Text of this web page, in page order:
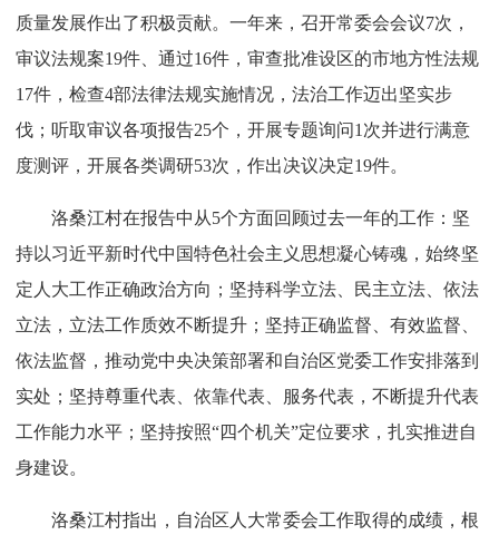
质量发展作出了积极贡献。一年来，召开常委会会议7次，
审议法规案19件、通过16件，审查批准设区的市地方性法规
17件，检查4部法律法规实施情况，法治工作迈出坚实步
伐；听取审议各项报告25个，开展专题询问1次并进行满意
度测评，开展各类调研53次，作出决议决定19件。
洛桑江村在报告中从5个方面回顾过去一年的工作：坚
持以习近平新时代中国特色社会主义思想凝心铸魂，始终坚
定人大工作正确政治方向；坚持科学立法、民主立法、依法
立法，立法工作质效不断提升；坚持正确监督、有效监督、
依法监督，推动党中央决策部署和自治区党委工作安排落到
实处；坚持尊重代表、依靠代表、服务代表，不断提升代表
工作能力水平；坚持按照“四个机关”定位要求，扎实推进自
身建设。
洛桑江村指出，自治区人大常委会工作取得的成绩，根